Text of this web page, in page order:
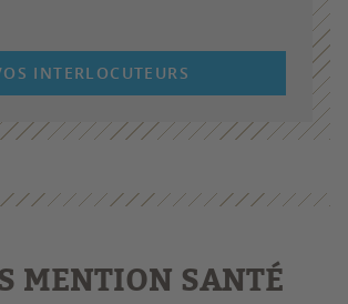
INTERLOCUTEURS
MENTION SANTÉ